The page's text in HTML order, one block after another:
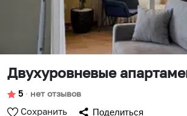
Двухуровневые
5 ∙ нет отзывов
Сохранить Поделиться